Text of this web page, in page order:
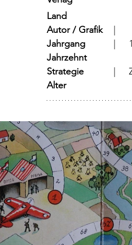
Land
Autor / Grafik
Jahrgang
Jahrzehnt
Strategie
Alter